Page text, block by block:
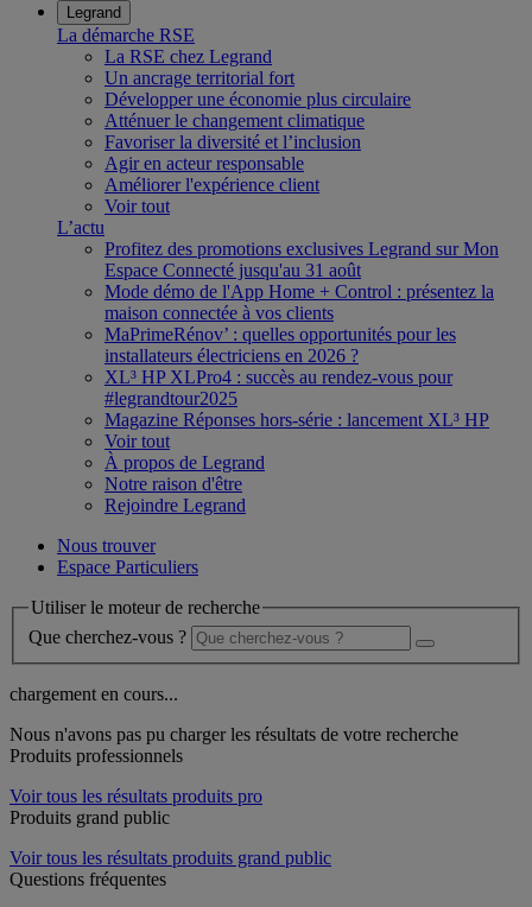
Legrand
La démarche RSE
La RSE chez Legrand
Un ancrage territorial fort
Développer une économie plus circulaire
Atténuer le changement climatique
Favoriser la diversité et l’inclusion
Agir en acteur responsable
Améliorer l'expérience client
Voir tout
L’actu
Profitez des promotions exclusives Legrand sur Mon
Espace Connecté jusqu'au 31 août
Mode démo de l'App Home + Control : présentez la
maison connectée à vos clients
MaPrimeRénov’ : quelles opportunités pour les
installateurs électriciens en 2026 ?
XL³ HP XLPro4 : succès au rendez-vous pour
#legrandtour2025
Magazine Réponses hors-série : lancement XL³ HP
Voir tout
À propos de Legrand
Notre raison d'être
Rejoindre Legrand
Nous trouver
Espace Particuliers
Utiliser le moteur de recherche
Que cherchez-vous ?
chargement en cours...
Nous n'avons pas pu charger les résultats de votre recherche
Produits professionnels
Voir tous les résultats produits pro
Produits grand public
Voir tous les résultats produits grand public
Questions fréquentes